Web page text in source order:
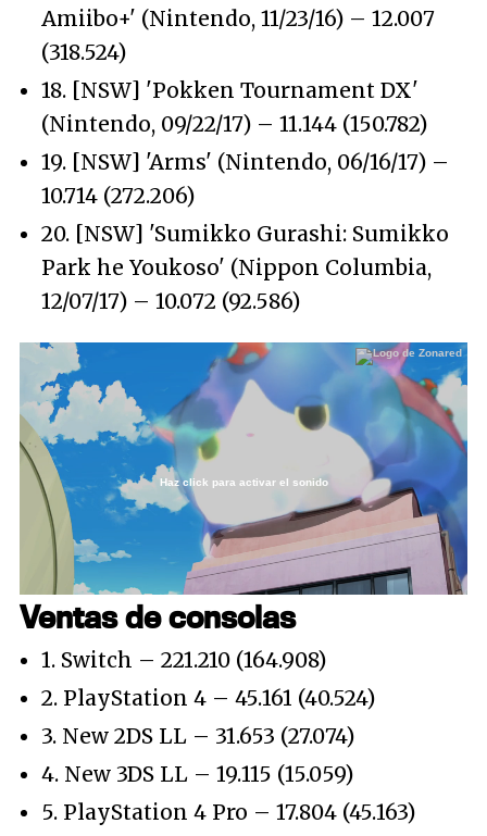
Amiibo+' (Nintendo, 11/23/16) – 12.007
(318.524)
18. [NSW] 'Pokken Tournament DX'
(Nintendo, 09/22/17) – 11.144 (150.782)
19. [NSW] 'Arms' (Nintendo, 06/16/17) –
10.714 (272.206)
20. [NSW] 'Sumikko Gurashi: Sumikko
Park he Youkoso' (Nippon Columbia,
12/07/17) – 10.072 (92.586)
Unmute /
Loaded
Haz click para activar el sonido
Ventas de consolas
1. Switch – 221.210 (164.908)
2. PlayStation 4 – 45.161 (40.524)
3. New 2DS LL – 31.653 (27.074)
4. New 3DS LL – 19.115 (15.059)
5. PlayStation 4 Pro – 17.804 (45.163)